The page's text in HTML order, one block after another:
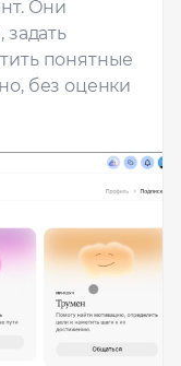
Они
задать
понятные
без оценки